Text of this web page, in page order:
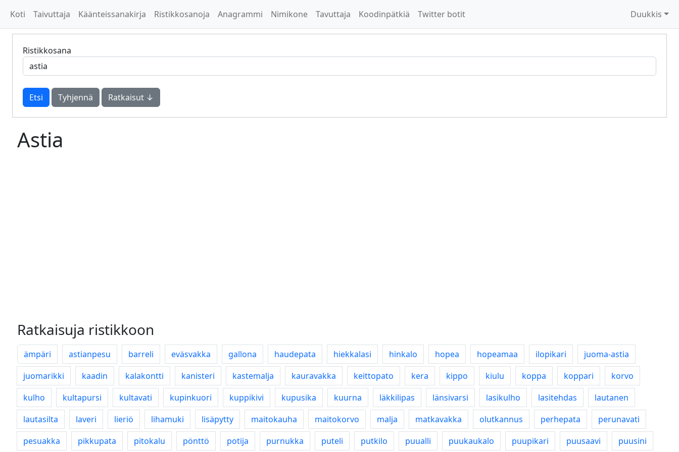
Koti Taivuttaja Käänteissanakirja Ristikkosanoja Anagrammi Nimikone Tavuttaja Koodinpätkiä Twitter botit Duukkis
Ristikkosana
Tyhjennä Ratkaisut ↓
Astia
Ratkaisuja ristikkoon
ämpäri astianpesu barreli eväsvakka gallona haudepata hiekkalasi hinkalo hopea hopeamaa ilopikari
juoma-astia
juomarikki
kaadin kalakontti kanisteri kastemalja kauravakka keittopato kera kippo kiulu koppa koppari
korvo
kulho
kultapursi kultavati kupinkuori kuppikivi kupusika kuurna läkkilipas länsivarsi lasikulho lasitehdas
lautanen
lautasilta
laveri lieriö lihamuki lisäpytty maitokauha maitokorvo malja matkavakka olutkannus perhepata
perunavati
pesuakka
pikkupata pitokalu pönttö potija purnukka puteli putkilo puualli puukaukalo puupikari puusaavi puusini